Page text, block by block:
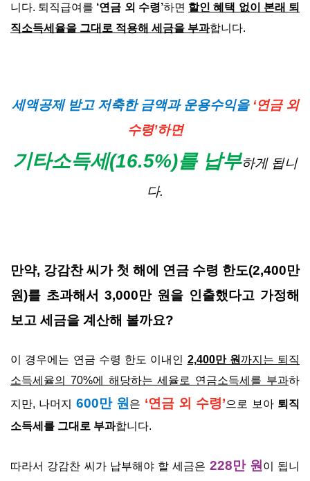
니다. 퇴직급여를 ‘연금 외 수령’하면 할인 혜택 없이 본래 퇴
직소득세율을 그대로 적용해 세금을 부과합니다.
세액공제 받고 저축한 금액과 운용수익을 ‘연금 외
수령’하면
기타소득세(16.5%)를 납부하게 됩니
다.
만약, 강감찬 씨가 첫 해에 연금 수령 한도(2,400만
원)를 초과해서 3,000만 원을 인출했다고 가정해
보고 세금을 계산해 볼까요?
이 경우에는 연금 수령 한도 이내인 2,400만 원 까지는 퇴직
소득세율의 70%에 해당하는 세율로 연금소득세를 부과하
지만, 나머지 600만 원 은 ‘연금 외 수령’으로 보아 퇴직
소득세를 그대로 부과합니다.
따라서 강감찬 씨가 납부해야 할 세금은 228만 원 이 됩니